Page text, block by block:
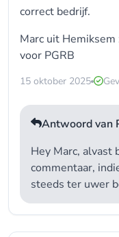
correct bedrijf.
Marc uit Hemiksem
voor PGRB
15 oktober 2025
Antwoord van
Hey Marc, alvast
commentaar,
steeds ter uwer